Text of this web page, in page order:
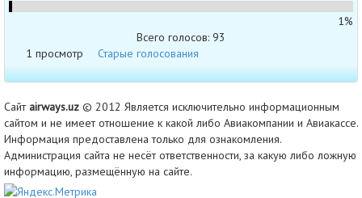
1%
Всего голосов: 93
1 просмотр
Старые голосования
Сайтairways.uz © 2012 Является исключительно информационным
сайтом и не имеет отношение к какой либо Авиакомпании и Авиакассе.
Информация предоставлена только для ознакомления.
Администрация сайта не несёт ответственности, за какую либо ложную
информацию, размещённую на сайте.